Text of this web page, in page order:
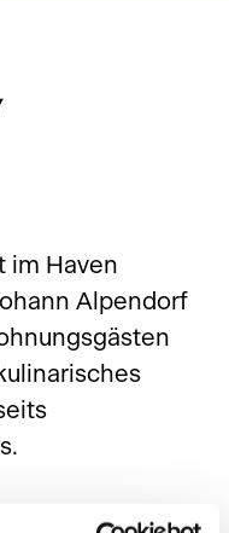
im Haven
Alpendorf